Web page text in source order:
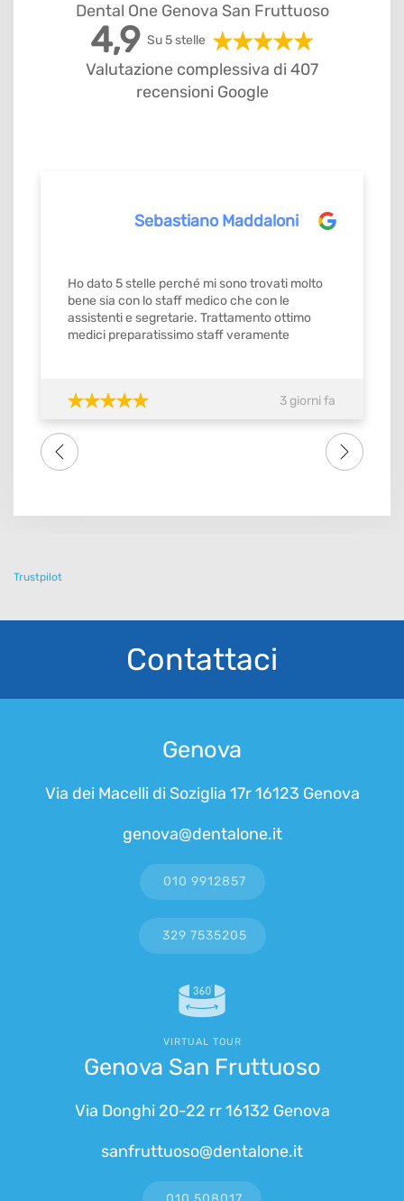
Dental One Genova San Fruttuoso
4,9 Su 5 stelle
Valutazione complessiva di 407
recensioni Google
Sebastiano Maddaloni
3 giorni fa
Ho dato 5 stelle perché mi sono trovati molto
bene sia con lo staff medico che con le
assistenti e segretarie. Trattamento ottimo
medici preparatissimo staff veramente
massimo del voto SI meritebbe anche 10.
one . Grazie di tutto a tutto lo staff
Trustpilot
Contattaci
Genova
Via dei Macelli di Soziglia 17r 16123 Genova
genova@dentalone.it
010 9912857
329 7535205
VIRTUAL TOUR
Genova San Fruttuoso
Via Donghi 20-22 rr 16132 Genova
sanfruttuoso@dentalone.it